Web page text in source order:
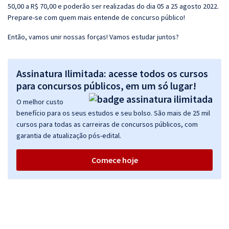
50,00 a R$ 70,00 e poderão ser realizadas do dia 05 a 25 agosto 2022.
Prepare-se com quem mais entende de concurso público!
Então, vamos unir nossas forças! Vamos estudar juntos?
Assinatura Ilimitada: acesse todos os cursos
para concursos públicos, em um só lugar!
O melhor custo
benefício para os seus estudos e seu bolso. São mais de 25 mil
cursos para todas as carreiras de concursos públicos, com
garantia de atualização pós-edital.
Comece hoje